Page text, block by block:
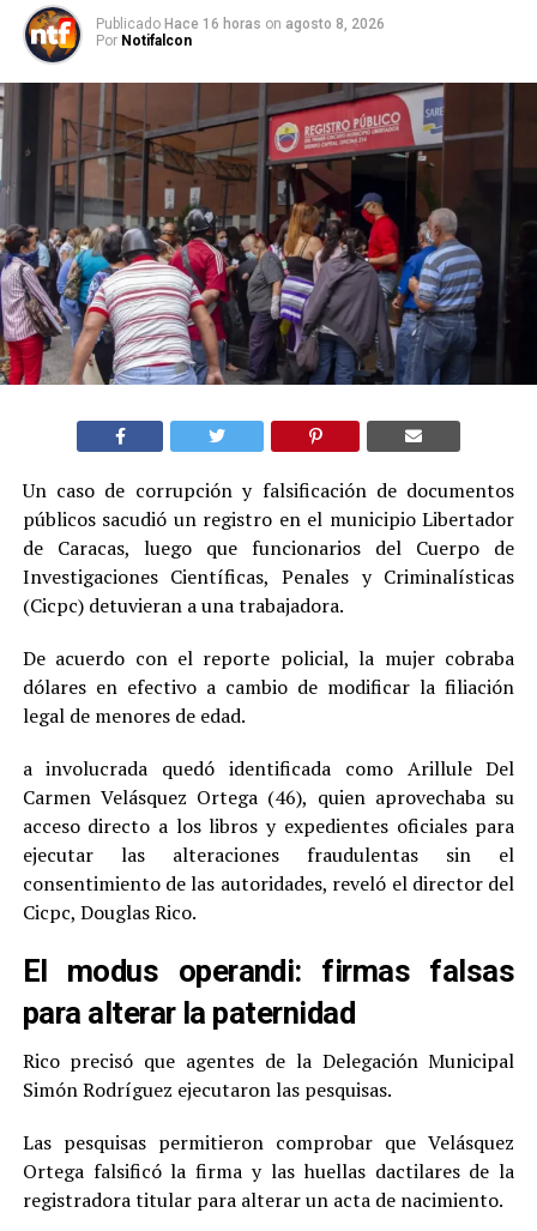
Publicado Hace 16 horas on agosto 8, 2026
Por Notifalcon
Un caso de corrupción y falsificación de documentos
públicos sacudió un registro en el municipio Libertador
de Caracas, luego que funcionarios del Cuerpo de
Investigaciones Científicas, Penales y Criminalísticas
(Cicpc) detuvieran a una trabajadora.
De acuerdo con el reporte policial, la mujer cobraba
dólares en efectivo a cambio de modificar la filiación
legal de menores de edad.
a involucrada quedó identificada como Arillule Del
Carmen Velásquez Ortega (46), quien aprovechaba su
acceso directo a los libros y expedientes oficiales para
ejecutar las alteraciones fraudulentas sin el
consentimiento de las autoridades, reveló el director del
Cicpc, Douglas Rico.
El modus operandi: firmas falsas
para alterar la paternidad
Rico precisó que agentes de la Delegación Municipal
Simón Rodríguez ejecutaron las pesquisas.
Las pesquisas permitieron comprobar que Velásquez
Ortega falsificó la firma y las huellas dactilares de la
registradora titular para alterar un acta de nacimiento.